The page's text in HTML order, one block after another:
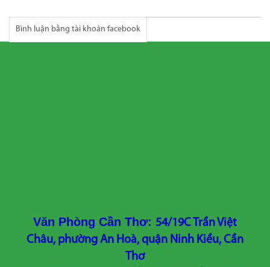
Bình luận bằng tài khoản facebook
Văn Phòng Cần Thơ: 54/19C Trần Việt
Châu, phường An Hoà, quận Ninh Kiều, Cần
Thơ